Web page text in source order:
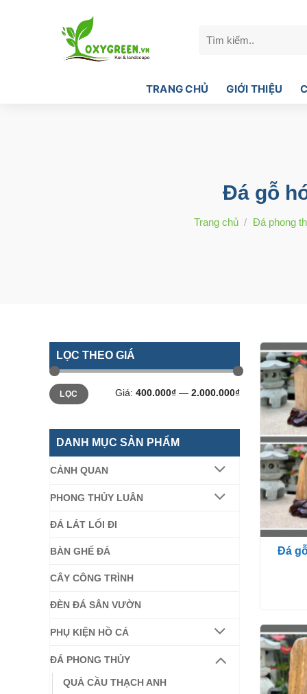
kiếm:
TRANG CHỦ GIỚI THIỆU
Đá gỗ
Trang chủ / Đá phong
LỌC THEO GIÁ
Giá
tối
thiểu
Giá
tối
đa
LỌC Giá: 400.000₫— 2.000.000₫
DANH MỤC SẢN PHẨM
CẢNH QUAN
PHONG THỦY LUÂN
ĐÁ LÁT LỐI ĐI
BÀN GHẾ ĐÁ
CÂY CÔNG TRÌNH
ĐÈN ĐÁ SÂN VƯỜN
PHỤ KIỆN HỒ CÁ
ĐÁ PHONG THỦY
QUẢ CẦU THẠCH ANH
Đá